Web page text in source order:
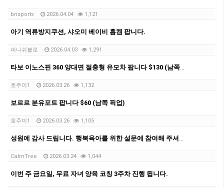
brisports 2026.04.04 1,121
아기 역류방지쿠션, 샤오미 베이비 홈켐 팝니다.
피니쉬블로 2026.04.03 1,291
타보 이노스핀 360 양대면 절충형 유모차 팝니다 $130 (남쪽 픽업)
호주미1 2026.03.26 1,132
보르르 분유포트 팝니다 $60 (남쪽 픽업)
호주미1 2026.03.26 1,105
성원에 감사 드립니다. 행복육아를 위한 설문에 참여해 주셔요.
CalmTree 2026.03.24 1,044
이번 주 금요일, 무료 자녀 양육 코칭 3주차 진행 됩니다.